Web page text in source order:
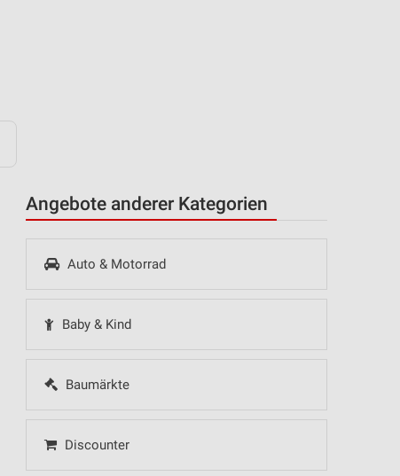
Angebote anderer Kategorien
Auto & Motorrad
Baby & Kind
Baumärkte
Discounter